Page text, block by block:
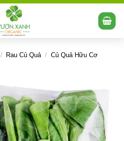
/ Rau Củ Quả / Củ Quả Hữu Cơ